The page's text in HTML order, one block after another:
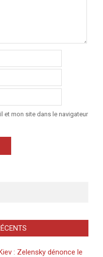
et mon site dans le navigateur
: Zelensky dénonce le